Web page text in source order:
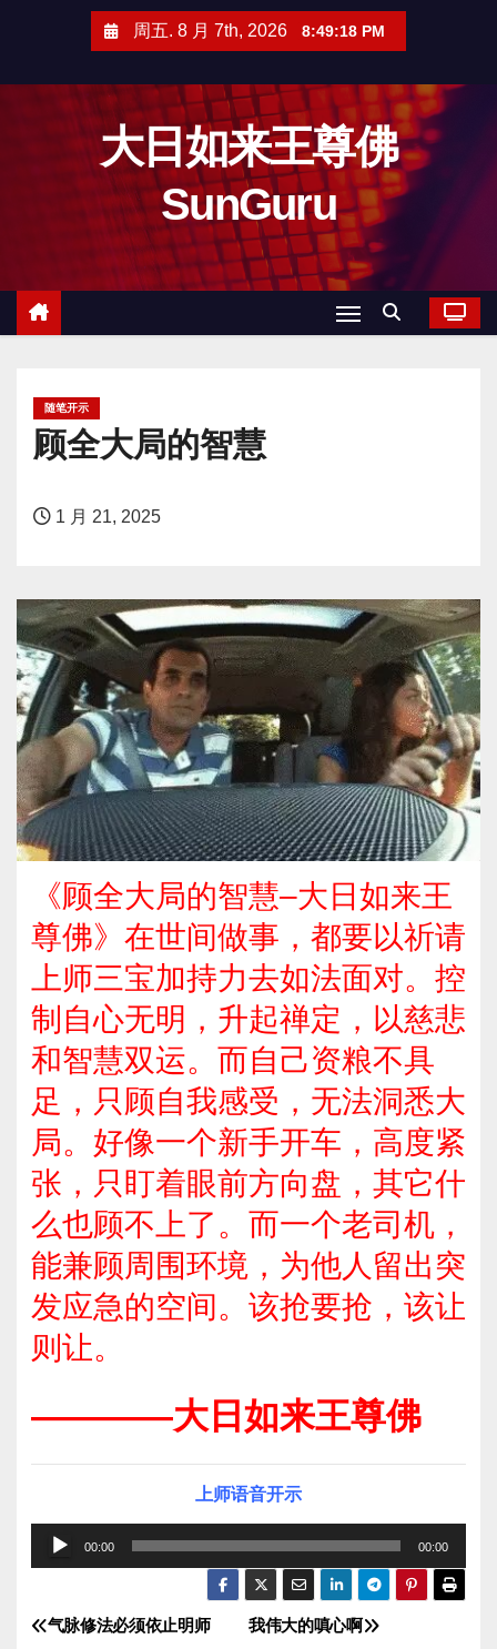
周五. 8 月 7th, 2026 8:49:19 PM
大日如来王尊佛
SunGuru
随笔开示
顾全大局的智慧
1 月 21, 2025
《顾全大局的智慧–大日如来王
尊佛》在世间做事，都要以祈请
上师三宝加持力去如法面对。控
制自心无明，升起禅定，以慈悲
和智慧双运。而自己资粮不具
足，只顾自我感受，无法洞悉大
局。好像一个新手开车，高度紧
张，只盯着眼前方向盘，其它什
么也顾不上了。而一个老司机，
能兼顾周围环境，为他人留出突
发应急的空间。该抢要抢，该让
则让。
————大日如来王尊佛
上师语音开示
频
放
00:00 00:00
文
我伟大的嗔心啊
气脉修法必须依止明师